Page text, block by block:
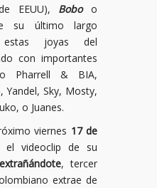
EEUU), Boboo
su último largo
joyas del
con importantes
Pharrell & BIA,
Yandel, Sky, Mosty,
o Juanes.
viernes 17 de
el videoclip de su
, tercer
extrae de